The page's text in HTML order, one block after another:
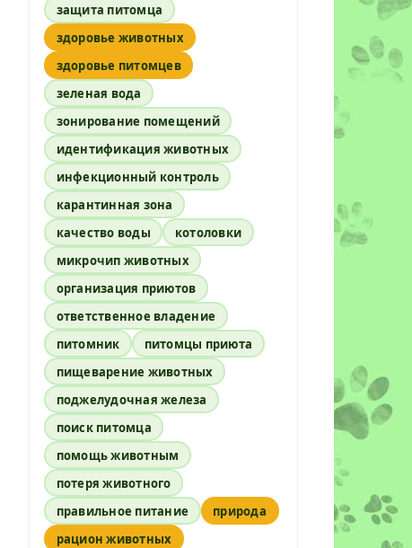
защита питомца
здоровье животных
здоровье питомцев
зеленая вода
зонирование помещений
идентификация животных
инфекционный контроль
карантинная зона
качество воды
котоловки
микрочип животных
организация приютов
ответственное владение
питомник
питомцы приюта
пищеварение животных
поджелудочная железа
поиск питомца
помощь животным
потеря животного
правильное питание
природа
рацион животных